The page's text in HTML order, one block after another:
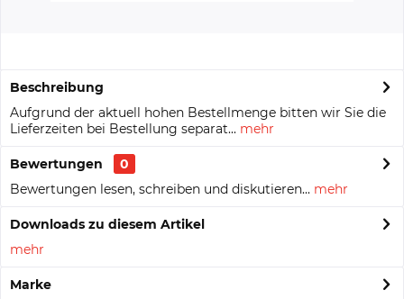
Beschreibung
Aufgrund der aktuell hohen Bestellmenge bitten wir Sie die
Lieferzeiten bei Bestellung separat... mehr
Bewertungen
0
Bewertungen lesen, schreiben und diskutieren... mehr
Downloads zu diesem Artikel
mehr
Marke